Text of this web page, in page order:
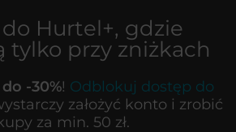
do Hurtel+, gdzie
tylko przy zniżkach
-30%! Odblokuj dostęp do
założyć konto i zrobić
za min. 50 zł.